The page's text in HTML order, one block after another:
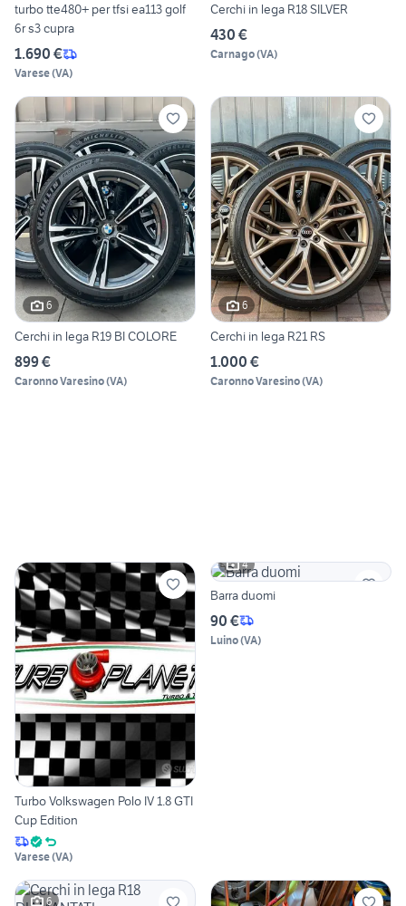
turbo tte480+ per tfsi ea113 golf
6r s3 cupra
1.690 €
Varese(VA)
Cerchi in lega R18 SILVER
430 €
Carnago(VA)
6
Cerchi in lega R19 BI COLORE
899 €
Caronno Varesino(VA)
6
Cerchi in lega R21 RS
1.000 €
Caronno Varesino(VA)
Turbo Volkswagen Polo IV 1.8 GTI
Cup Edition
Varese(VA)
4
Barra duomi
90 €
Luino(VA)
6